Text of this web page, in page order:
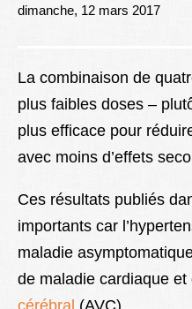
Better Health
dimanche, 12 mars 2017
La combinaison de
plus faibles doses –
plus efficace pour
avec moins d’effets
Ces résultats publiés
importants car
maladie
de maladie cardiaque et